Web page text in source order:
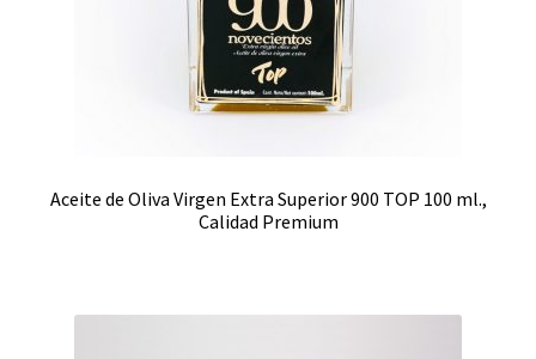
Aceite de Oliva Virgen Extra Superior 900 TOP 100 ml.,
Calidad Premium